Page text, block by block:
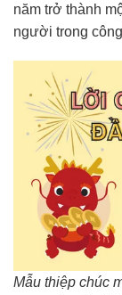
năm trở thành
người trong
Mẫu thiệp chúc